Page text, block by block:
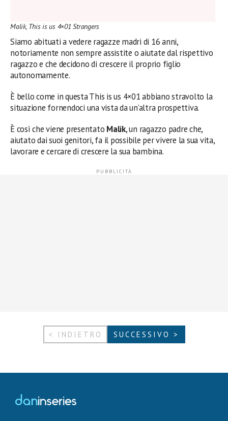
Malik, This is us 4×01 Strangers
Siamo abituati a vedere ragazze madri di 16 anni,
notoriamente non sempre assistite o aiutate dal rispettivo
ragazzo e che decidono di crescere il proprio figlio
autonomamente.
È bello come in questa This is us 4×01 abbiano stravolto la
situazione fornendoci una vista da un’altra prospettiva.
È così che viene presentato Malik, un ragazzo padre che,
aiutato dai suoi genitori, fa il possibile per vivere la sua vita,
lavorare e cercare di crescere la sua bambina.
< INDIETRO SUCCESSIVO >